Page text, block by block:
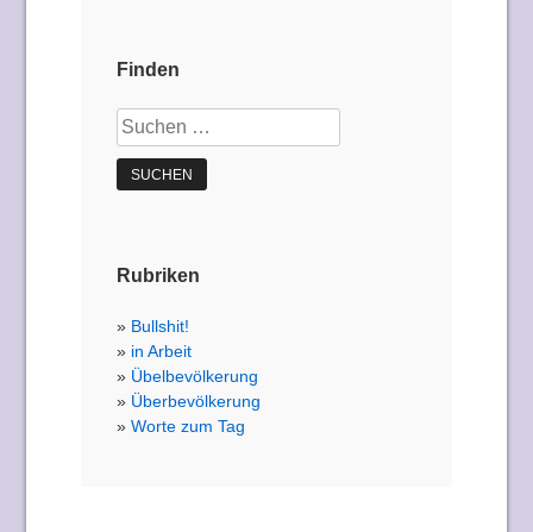
Finden
Suchen
nach:
Rubriken
Bullshit!
in Arbeit
Übelbevölkerung
Überbevölkerung
Worte zum Tag